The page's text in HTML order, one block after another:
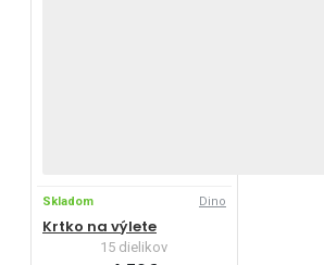
Skladom Dino
Krtko na výlete
15 dielikov